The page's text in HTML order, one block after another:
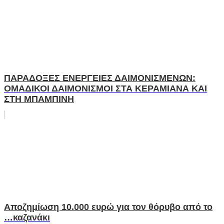
ΠΑΡΑΔΟΞΕΣ ΕΝΕΡΓΕΙΕΣ ΔΑΙΜΟΝΙΣΜΕΝΩΝ:
ΟΜΑΔΙΚΟΙ ΔΑΙΜΟΝΙΣΜΟΙ ΣΤΑ ΚΕΡΑΜΙΑΝΑ ΚΑΙ
ΣΤΗ ΜΠΑΜΠΙΝΗ
Αποζημίωση 10.000 ευρώ για τον θόρυβο από το
…καζανάκι